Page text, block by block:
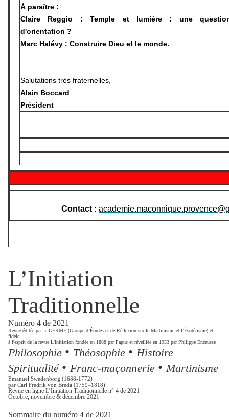
À paraître :
Claire Reggio : Temple et lumière : une
d'orientation ?
Marc Halévy : Construire Dieu et le monde.
Salutations très fraternelles,
Alain Boccard
Président
Contact : academie.maconnique.
L’Initiation
Traditionnelle
Numéro 4 de 2021
Revue éditée par le GERME (Groupe d’Études et de Réflexion sur le Martinisme et l’Ésotérisme) et
fidèle
à l'esprit de la revue L'Initiation fondée en 1888 par Papus et réveillée en 1953 par Philippe Encausse
Philosophie • Théosophie • Histoire
Spiritualité • Franc-maçonnerie •Martinisme
Emanuel Swedenborg (1688-1772)
par Carl Fredrik von Breda (1759–1818)
Revue en ligne L’Initiation Traditionnelle n° 4 de 2021
Octobre, novembre & décembre 2021
Sommaire du numéro 4 de 2021